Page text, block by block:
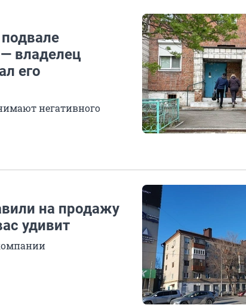
владелец
его
негативного
на продажу
удивит